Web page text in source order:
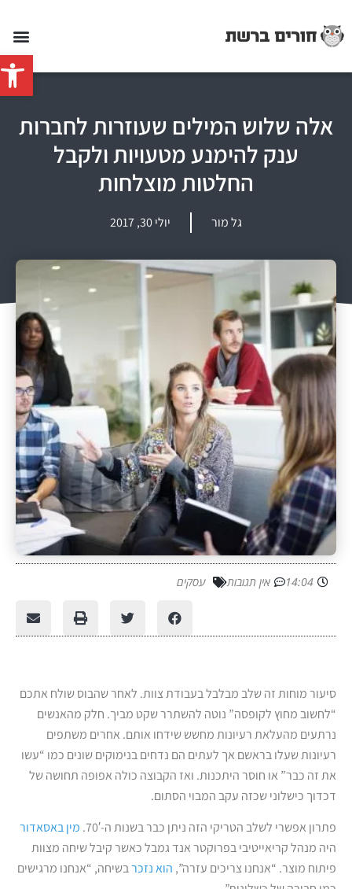
פתח
אלה שלוש המילים שעוזרות לחברות
ענק להימנע מטעויות ולקבל
החלטות מוצלחות
גל מור יולי 30, 2017
14:04 אין תגובות עסקים
סיעור מוחות זה שלב מבלבל בעבודת צוות. לאחר שהבוס שולח אתכם
“לחשוב מחוץ לקופסה” נוטה להשתרר שקט מביך. חלק מהאנשים
נרתעים מהעלאת רעיונות מחשש שידחו אותם. אחרים משתפים
רעיונות שעלו בראשם אך לעתים הם נדחים בנימוקים שונים כמו “עשו
את זה כבר” או חוסר היתכנות. ואז הקבוצה כולה אפופה תחושה של
דכדוך כישלוני שכזה עקב המבוי הסתום.
פתרון אפשרי לשלב הטריקי הזה ניתן כבר בשנות ה-70′.
מין באסאדור
היה מנהל קריאייטיבי בפרוקטר אנד גמבל כאשר קיבל שיחה מצוות
פיתוח מוצר. “אנחנו צריכים עזרה”,הוא נזכרבשיחה, “אנחנו מרגישים